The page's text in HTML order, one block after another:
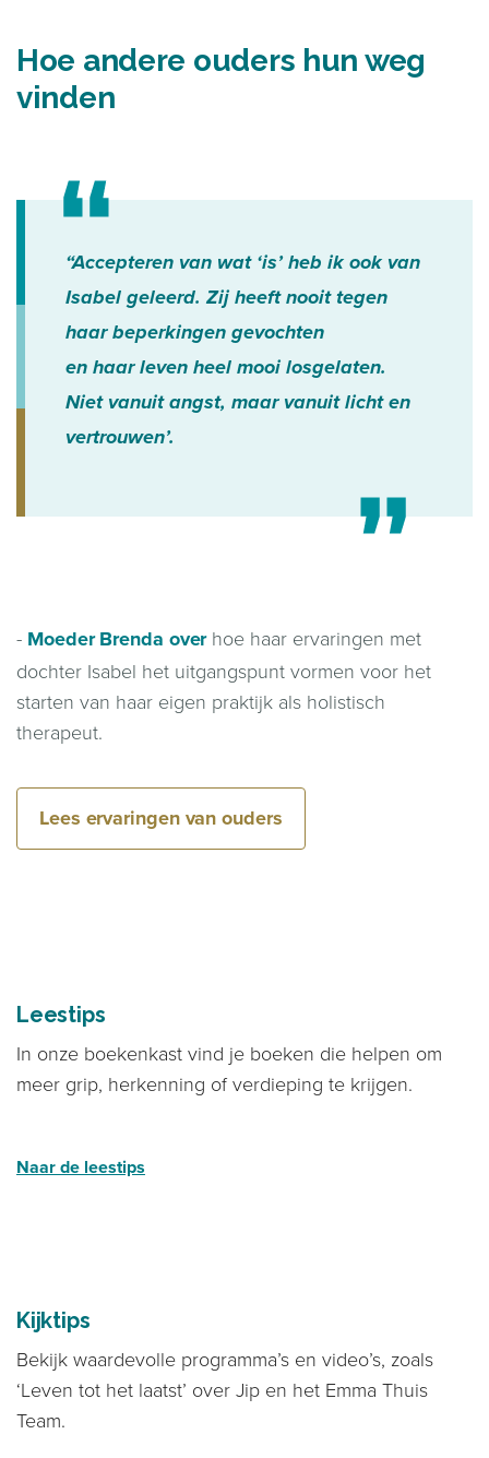
Hoe andere ouders hun weg
vinden
“Accepteren van wat ‘is’ heb ik ook van
Isabel geleerd. Zij heeft nooit tegen
haar beperkingen gevochten
en haar leven heel mooi losgelaten.
Niet vanuit angst, maar vanuit licht en
vertrouwen’.
- Moeder Brenda overhoe haar ervaringen met
dochter Isabel het uitgangspunt vormen voor het
starten van haar eigen praktijk als holistisch
therapeut.
Lees ervaringen van ouders
Leestips
In onze boekenkast vind je boeken die helpen om
meer grip, herkenning of verdieping te krijgen.
Naar de leestips
Kijktips
Bekijk waardevolle programma’s en video’s, zoals
‘Leven tot het laatst’ over Jip en het Emma Thuis
Team.